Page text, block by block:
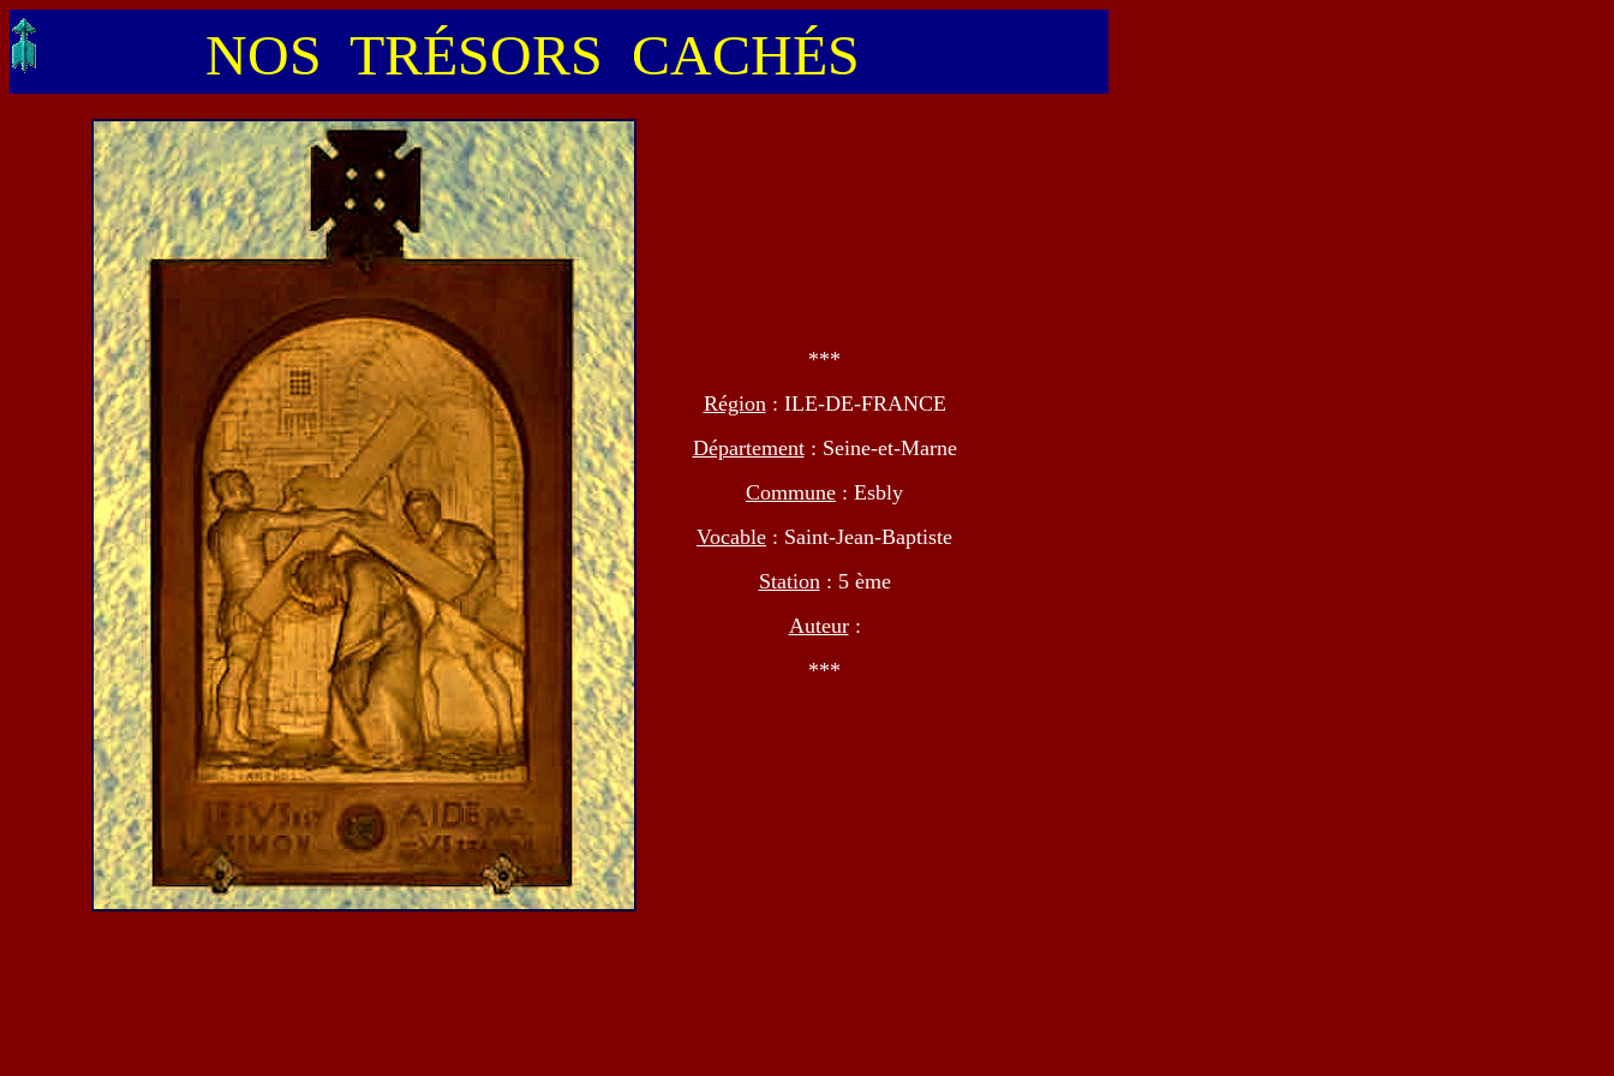
NOS TRÉSORS CACHÉS
***
Région: ILE-DE-FRANCE
Département: Seine-et-Marne
Commune : Esbly
Vocable : Saint-Jean-Baptiste
Station: 5 ème
Auteur:
***